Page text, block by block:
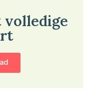
volledige